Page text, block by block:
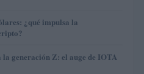
¿qué impulsa la
generación Z: el auge de IOTA